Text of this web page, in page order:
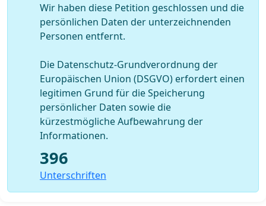
Wir haben diese Petition geschlossen und die
persönlichen Daten der unterzeichnenden
Personen entfernt.
Die Datenschutz-Grundverordnung der
Europäischen Union (DSGVO) erfordert einen
legitimen Grund für die Speicherung
persönlicher Daten sowie die
kürzestmögliche Aufbewahrung der
Informationen.
396
Unterschriften